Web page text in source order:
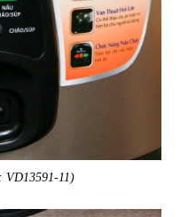
VD13591-11)